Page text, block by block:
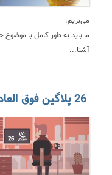
می‌بریم.
آشنا...
26 پلاگین فوق العاده با jQuery